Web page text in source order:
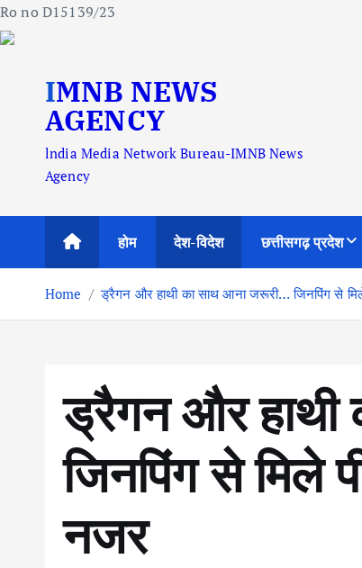
Ro no D15139/23
IMNB NEWS
AGENCY
lndia Media Network Bureau-IMNB News
Agency
होम देश-विदेश छत्तीसगढ़ प्रदेश
Home ड्रैगन और हाथी का साथ आना जरूरी… जिनपिंग से मिले
ड्रैगन और
जिनपिंग से मिले
नजर